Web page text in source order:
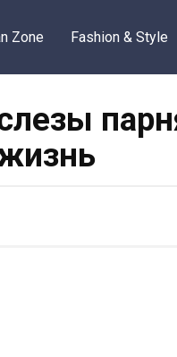
Zone Fashion & Style